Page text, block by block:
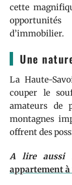
cette
d’immobilier.
Une
La Haute-
couper le
amateurs de
montagnes
offrent des
A lire aussi
appartement